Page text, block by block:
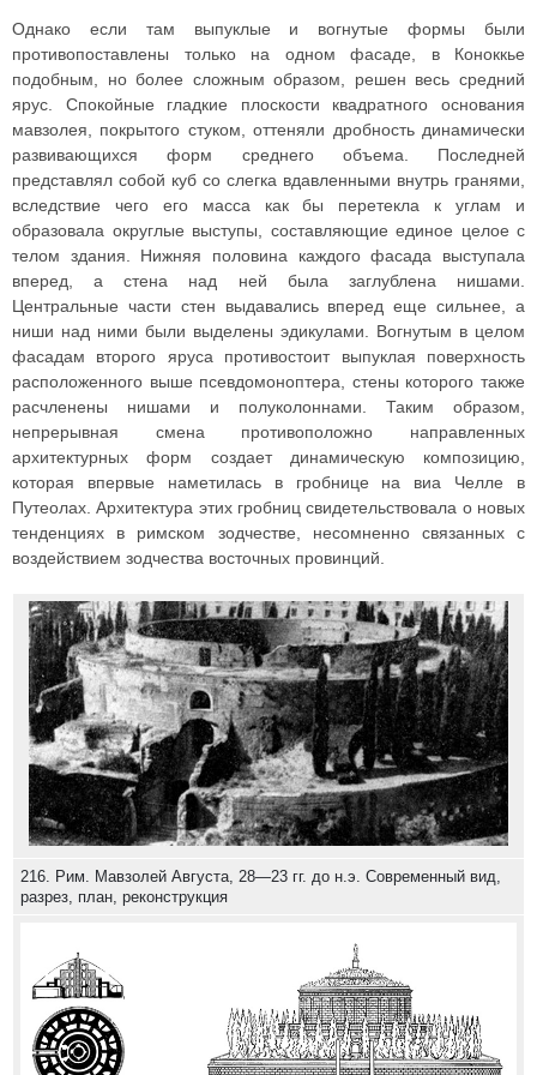
Однако если там выпуклые и вогнутые формы были
противопоставлены только на одном фасаде, в Коноккье
подобным, но более сложным образом, решен весь средний
ярус. Спокойные гладкие плоскости квадратного основания
мавзолея, покрытого стуком, оттеняли дробность динамически
развивающихся форм среднего объема. Последней
представлял собой куб со слегка вдавленными внутрь гранями,
вследствие чего его масса как бы перетекла к углам и
образовала округлые выступы, составляющие единое целое с
телом здания. Нижняя половина каждого фасада выступала
вперед, а стена над ней была заглублена нишами.
Центральные части стен выдавались вперед еще сильнее, а
ниши над ними были выделены эдикулами. Вогнутым в целом
фасадам второго яруса противостоит выпуклая поверхность
расположенного выше псевдомоноптера, стены которого также
расчленены нишами и полуколоннами. Таким образом,
непрерывная смена противоположно направленных
архитектурных форм создает динамическую композицию,
которая впервые наметилась в гробнице на виа Челле в
Путеолах. Архитектура этих гробниц свидетельствовала о новых
тенденциях в римском зодчестве, несомненно связанных с
воздействием зодчества восточных провинций.
216. Рим. Мавзолей Августа, 28—23 гг. до н.э. Современный вид,
разрез, план, реконструкция